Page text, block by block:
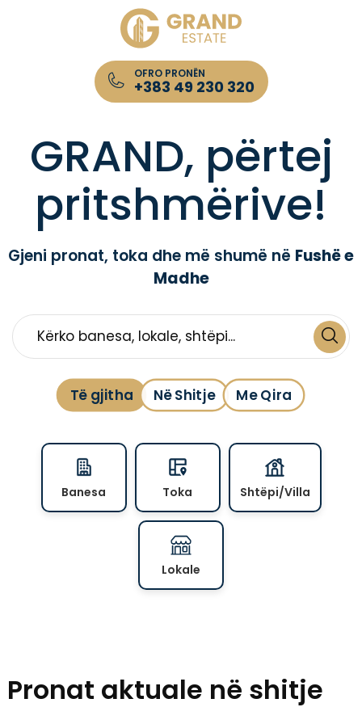
OFRO PRONËN
+383 49 230 320
Kompania për Patundshmëri GRAND Estate
GRAND, përtej
pritshmërive!
Gjeni pronat, toka dhe më shumë në Fushë e
Madhe
Të gjitha Në Shitje Me Qira
Banesa Toka Shtëpi/Villa
Lokale
Pronat aktuale në shitje